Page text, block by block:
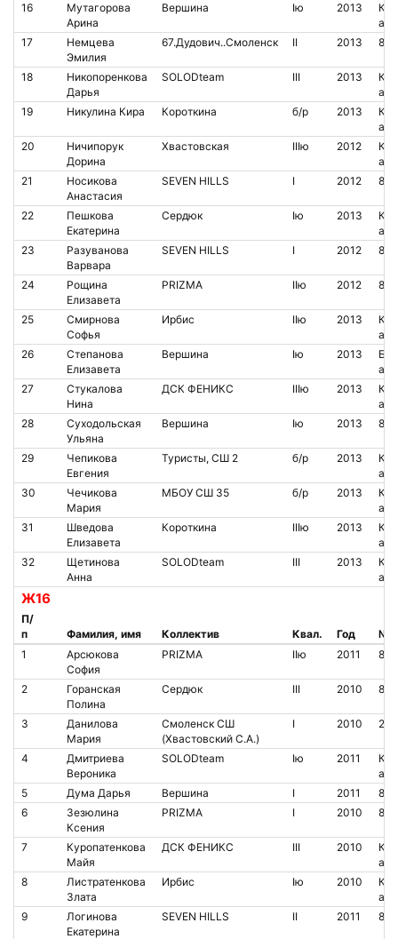
16
Мутагорова
Арина
Вершина Iю 2013
17
Немцева
Эмилия
67.Дудович..Смоленск II 2013
18
Никопоренкова
Дарья
SOLODteam III 2013
19
Никулина Кира Короткина б/р 2013
20
Ничипорук
Дорина
Хвастовская IIIю 2012
21
Носикова
Анастасия
SEVEN HILLS I 2012
22
Пешкова
Екатерина
Сердюк Iю 2013
23
Разуванова
Варвара
SEVEN HILLS I 2012
24
Рощина
Елизавета
PRIZMA IIю 2012
25
Смирнова
Софья
Ирбис IIю 2013
26
Степанова
Елизавета
Вершина Iю 2013
27
Стукалова
Нина
ДСК ФЕНИКС IIIю 2013
28
Суходольская
Ульяна
Вершина Iю 2013
29
Чепикова
Евгения
Туристы, СШ 2 б/р 2013
30
Чечикова
Мария
МБОУ СШ 35 б/р 2013
31
Шведова
Елизавета
Короткина IIIю 2013
32
Щетинова
Анна
SOLODteam III 2013
Ж16
П/
п
Фамилия, имя Коллектив Квал. Год
№
1
Арсюкова
София
PRIZMA IIю 2011
2
Горанская
Полина
Сердюк III 2010
3
Данилова
Мария
Смоленск СШ
(Хвастовский С.А.)
I 2010
4
Дмитриева
Вероника
SOLODteam Iю 2011
5
Дума Дарья Вершина I 2011
6
Зезюлина
Ксения
PRIZMA I 2010
7
Куропатенкова
Майя
ДСК ФЕНИКС III 2010
8
Листратенкова
Злата
Ирбис Iю 2010
9
Логинова
Екатерина
SEVEN HILLS II 2011